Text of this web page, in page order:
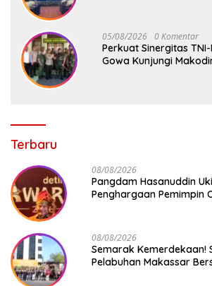
05/08/2026 0 Komentar
Perkuat Sinergitas
Gowa Kunjungi
Terbaru
08/08/2026
Pangdam Hasanuddin
Penghargaan Pemimpin
08/08/2026
Semarak Kemerdekaan!
Pelabuhan Makassar